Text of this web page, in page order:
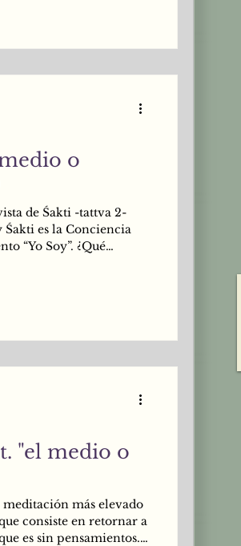
identificada c
o
de Śakti -tattva 2-
Śakti es la Conciencia
“Yo Soy”. ¿Qué
"el medio o
más elevado
consiste en retornar a
es sin pensamientos.